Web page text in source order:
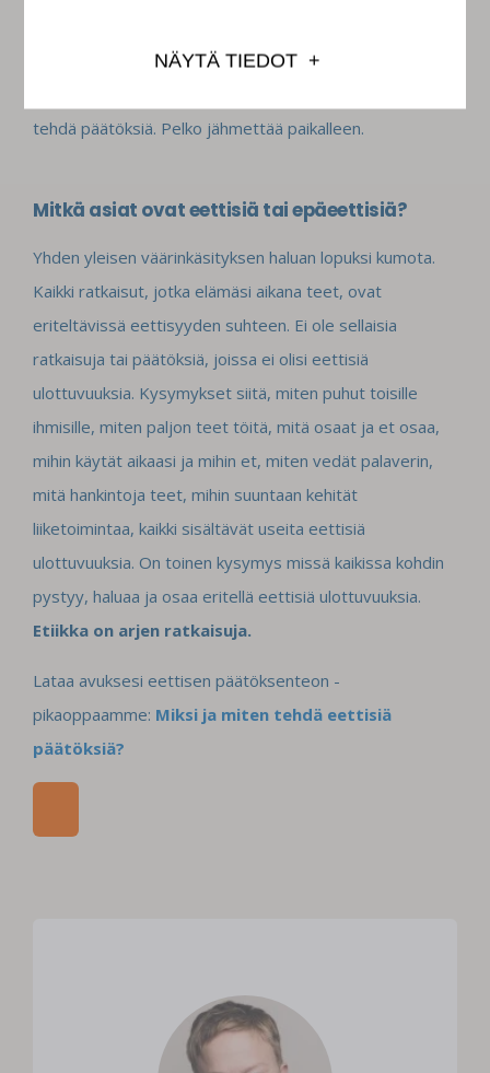
NÄYTÄ TIEDOT
riskinkantokyvyn. Toisessa ääripäässä rohkeutta on liian
tehdä päätöksiä. Pelko jähmettää paikalleen.
Mitkä asiat ovat eettisiä tai epäeettisiä?
Yhden yleisen väärinkäsityksen haluan lopuksi kumota.
Kaikki ratkaisut, jotka elämäsi aikana teet, ovat
eriteltävissä eettisyyden suhteen. Ei ole sellaisia
ratkaisuja tai päätöksiä, joissa ei olisi eettisiä
ulottuvuuksia. Kysymykset siitä, miten puhut toisille
ihmisille, miten paljon teet töitä, mitä osaat ja et osaa,
mihin käytät aikaasi ja mihin et, miten vedät palaverin,
mitä hankintoja teet, mihin suuntaan kehität
liiketoimintaa, kaikki sisältävät useita eettisiä
ulottuvuuksia. On toinen kysymys missä kaikissa kohdin
pystyy, haluaa ja osaa eritellä eettisiä ulottuvuuksia.
Etiikka on arjen ratkaisuja.
Lataa avuksesi eettisen päätöksenteon -
pikaoppaamme: Miksi ja miten tehdä eettisiä
päätöksiä?